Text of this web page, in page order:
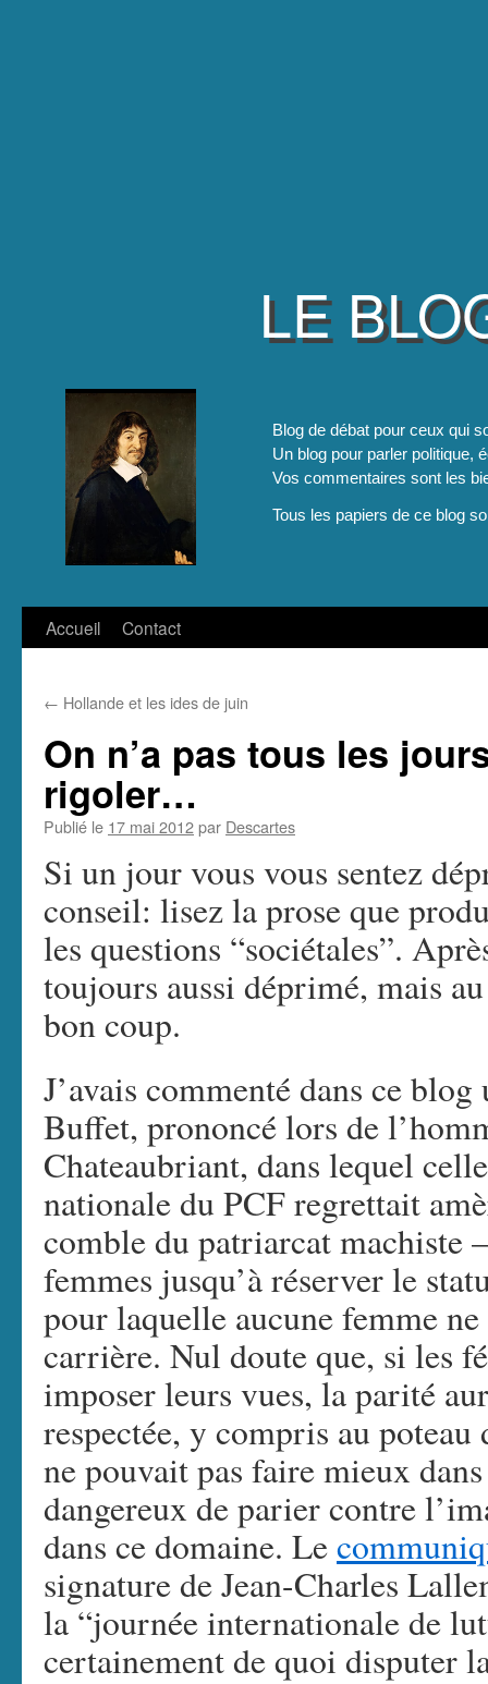
LE
Blog de débat pour ceux qui
Un blog pour parler politique,
Vos commentaires sont les
Tous les papiers de ce blog
Aller
contenu
Accueil Contact
← Hollande et les ides de juin
On n’a pas tous les
rigoler…
Publié le 17 mai 2012par Descartes
Si un jour vous vous sentez
conseil: lisez la prose que
les questions “sociétales”.
toujours aussi déprimé, mais
bon coup.
J’avais commenté dans ce
Buffet, prononcé lors de
Chateaubriant, dans lequel
nationale du PCF regrettait
comble du patriarcat machiste
femmes jusqu’à réserver le
pour laquelle aucune femme
carrière. Nul doute que, si les
imposer leurs vues, la parité
respectée, y compris au poteau
ne pouvait pas faire mieux
dangereux de parier contre
dans ce domaine. Le
signature de Jean-Charles
la “journée internationale de
certainement de quoi disputer